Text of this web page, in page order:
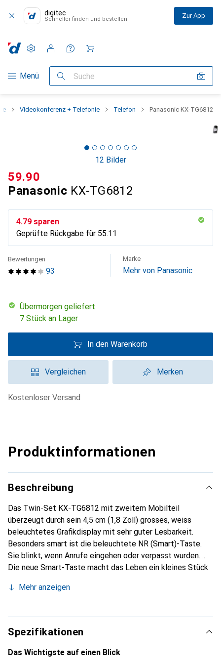
digitec
Schneller finden und bestellen Zur App
Navigation nach Kategorien
Menü Suche
Einstellungen
Kundenkonto
Vergleichslisten
Merklisten
Warenkorb
Videokonferenz + Telefonie Telefon Panasonic KX-TG6812
12 Bilder
Panasonic KX-TG6812
CHF
59.90
CHF
4.79 sparen
Geprüfte Rückgabe für CHF
55.11
93
Bewertungen Marke
Mehr von Panasonic
übermorgen geliefert
7 Stück an Lager
In den Warenkorb
Vergleichen Merken
kostenloser Versand
Produktinformationen
Beschreibung
Das Twin-Set KX-TG6812 mit zweitem Mobilteil
überzeugt durch sein 4,5 cm (1,8 Zoll) grosses, weiss
beleuchtetes Grafikdisplay mit sehr guter Lesbarkeit.
Besonders smart ist die beleuchtete NR (Smart)-Taste.
Sie blinkt, wenn Anrufe eingehen oder verpasst wurden.
Die neue Smart-Taste macht das Leben ein kleines Stück
aktivierter Freisprechfunktion anzunehmen oder den
Schweigen zu bringen. Das KX-TG6812 verfügt ausserdem
über eine Freisprechfunktion, eine grosse Auswahl
polyphoner Klingelmelodien sowie bis zu 120 Einträge im
Telefonbuch und 50 in der Anruferliste. Die neue
Mehr anzeigen
Spezifikationen
Das Wichtigste auf einen Blick